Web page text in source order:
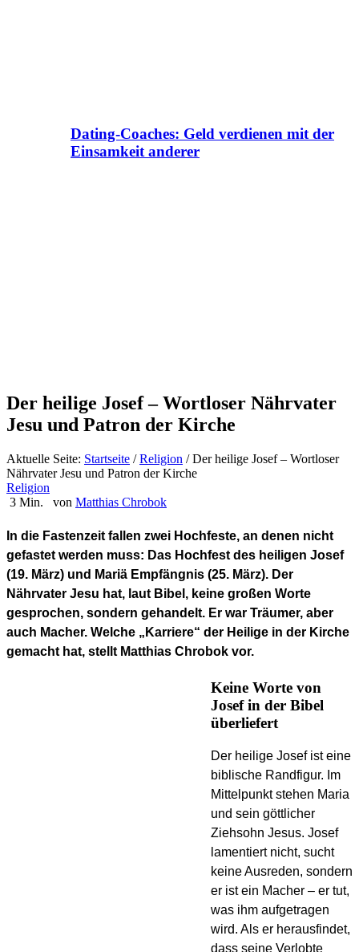
Dating-Coaches: Geld verdienen mit der
Einsamkeit anderer
Der heilige Josef – Wortloser Nährvater
Jesu und Patron der Kirche
Aktuelle Seite: Startseite / Religion /Der heilige Josef – Wortloser
Nährvater Jesu und Patron der Kirche
Religion
3 Min.
von Matthias Chrobok
In die Fastenzeit fallen zwei Hochfeste, an denen nicht
gefastet werden muss: Das Hochfest des heiligen Josef
(19. März) und Mariä Empfängnis (25. März). Der
Nährvater Jesu hat, laut Bibel, keine großen Worte
gesprochen, sondern gehandelt. Er war Träumer, aber
auch Macher. Welche „Karriere“ der Heilige in der Kirche
gemacht hat, stellt Matthias Chrobok vor.
Keine Worte von
Josef in der Bibel
überliefert
Der heilige Josef ist eine
biblische Randfigur. Im
Mittelpunkt stehen Maria
und sein göttlicher
Ziehsohn Jesus. Josef
lamentiert nicht, sucht
keine Ausreden, sondern
er ist ein Macher – er tut,
was ihm aufgetragen
wird. Als er herausfindet,
dass seine Verlobte